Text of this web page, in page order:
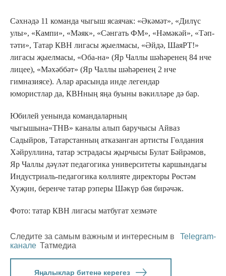
Сәхнәдә 11 команда чыгыш ясаячак: «Әкәмәт», «Дилүс
улы», «Кампи», «Мәяк», «Сәнгать ФМ», «Нәмәкәй», «Тәп-
тәти», Татар КВН лигасы җыелмасы, «Әйдә, ШаяРТ!»
лигасы җыелмасы, «Оба-на» (Яр Чаллы шәһәренең 84 нче
лицее), «Мәхәббәт» (Яр Чаллы шәһәренең 2 нче
гимназиясе). Алар арасында инде легендар
юмористлар да, КВНның яңа буыны вәкилләре дә бар.
Юбилей уенында командаларның
чыгышына«ТНВ» каналы алып баручысы Айваз
Садыйров, Татарстанның атказанган артисты Гөлдания
Хәйруллина, татар эстрадасы җырчысы Булат Бәйрәмов,
Яр Чаллы дәүләт педагогика университеты каршындагы
Индустриаль-педагогика көллияте директоры Рөстәм
Хуҗин, беренче татар рэперы Шәкүр бәя бирәчәк.
Фото: татар КВН лигасы матбугат хезмәте
Следите за самым важным и интересным в
Telegram-
канале Татмедиа
Яңалыклар битенә керегез